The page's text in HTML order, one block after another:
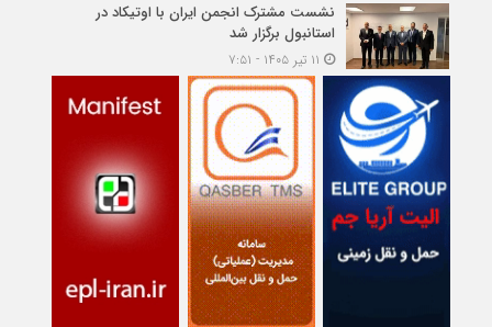
نشست مشترک انجمن ایران با اوتیکاد در
استانبول برگزار شد